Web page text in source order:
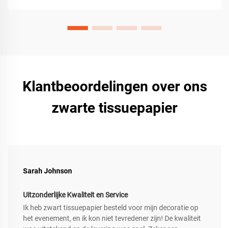
Klantbeoordelingen over ons
zwarte tissuepapier
Sarah Johnson
Uitzonderlijke Kwaliteit en Service
Ik heb zwart tissuepapier besteld voor mijn decoratie op
het evenement, en ik kon niet tevredener zijn! De kwaliteit